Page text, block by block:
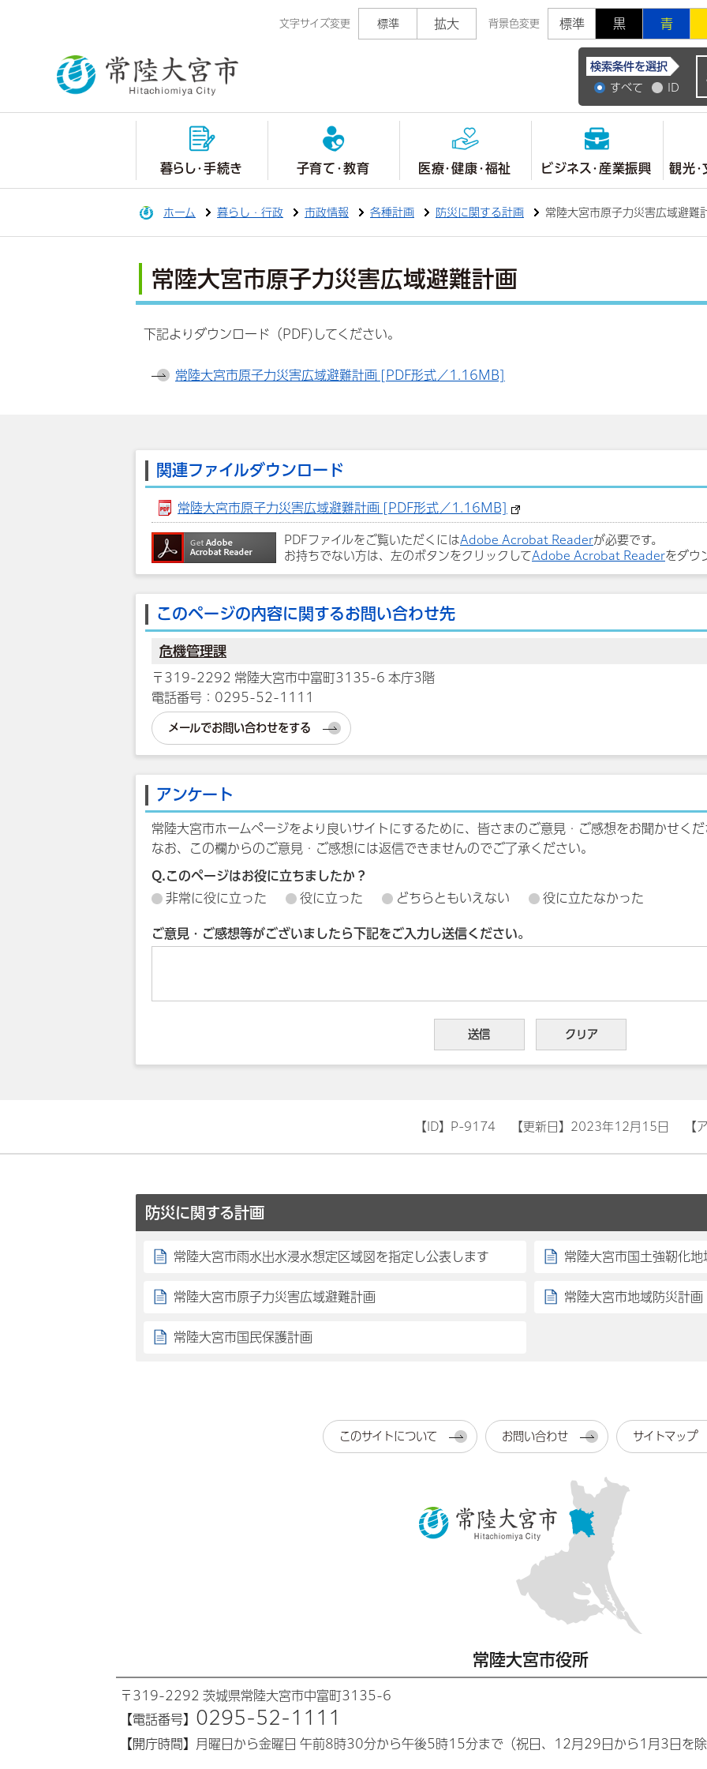
文字サイズ変更 標準 拡大 背景色変更 標準 黒 青
常陸大宮市公式ホ
検索条件を選択
すべて
ID
暮らし・手続き 子育て・教育 医療・健康・福祉 ビジネス・産業振興 観光
ホーム 暮らし・行政 市政情報 各種計画 防災に関する計画 常陸大宮市原子力災害広域避難
常陸大宮市原子力災害広域避難計画
下記よりダウンロード（PDF)してください。
常陸大宮市原子力災害広域避難計画 [PDF形式／1.16MB]
関連ファイルダウンロード
常陸大宮市原子力災害広域避難計画 [PDF形式／1.16MB]
PDFファイルをご覧いただくにはAdobe Acrobat Readerが必要です。
お持ちでない方は、左のボタンをクリックしてAdobe Acrobat Readerをダウ
このページの内容に関するお問い合わせ先
危機管理課
〒319-2292 常陸大宮市中富町3135-6 本庁3階
電話番号：0295-52-1111
メールでお問い合わせをする
アンケート
常陸大宮市ホームページをより良いサイトにするために、皆さまのご意見・ご感想をお聞かせく
なお、この欄からのご意見・ご感想には返信できませんのでご了承ください。
Q.このページはお役に立ちましたか？
非常に役に立った
役に立った どちらともいえない 役に立たなかった
ご意見・ご感想等がございましたら下記をご入力し送信ください。
【ID】 P-9174 【更新日】 2023年12月15日 【
防災に関する計画
常陸大宮市雨水出水浸水想定区域図を指定し公表します 常陸大宮市国土強靭化地
常陸大宮市原子力災害広域避難計画 常陸大宮市地域防災計画
常陸大宮市国民保護計画
このサイトについて お問い合わせ サイトマップ
常陸大宮市役所
〒319-2292 茨城県常陸大宮市中富町3135-6
【電話番号】 0295-52-1111
【開庁時間】 月曜日から金曜日 午前8時30分から午後5時15分まで（祝日、12月29日から1月3日を